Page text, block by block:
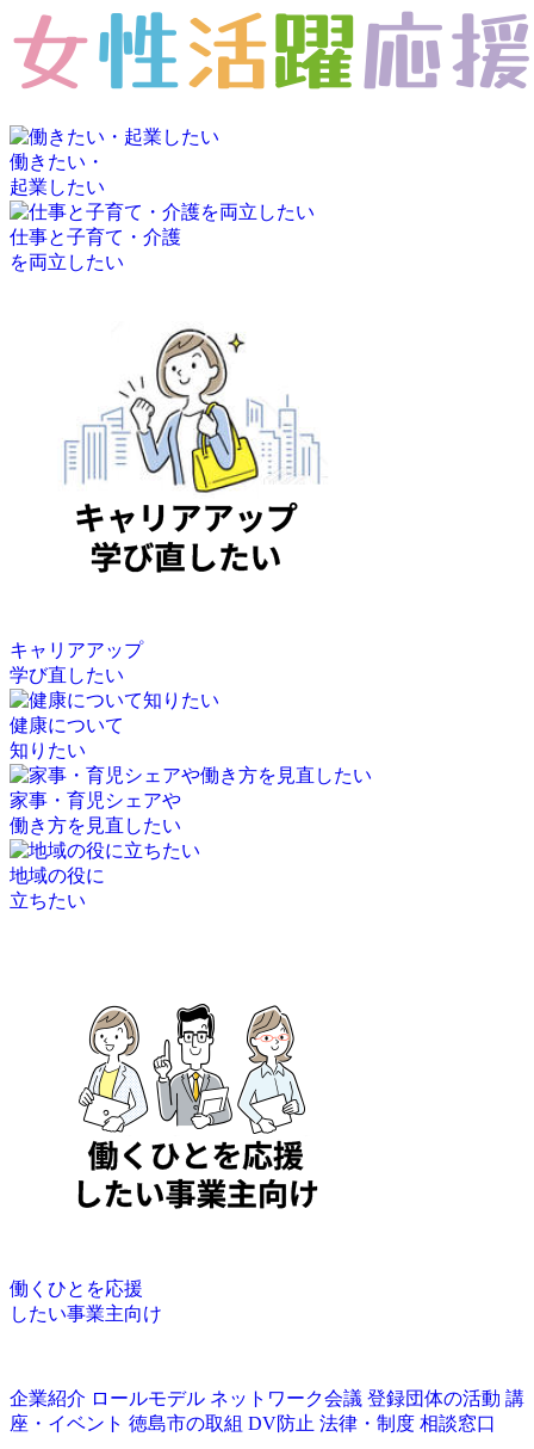
働きたい・
起業したい
仕事と子育て・介護
を両立したい
キャリアアップ
学び直したい
健康について
知りたい
家事・育児シェアや
働き方を見直したい
地域の役に
立ちたい
働くひとを応援
したい事業主向け
企業紹介 ロールモデル ネットワーク会議 登録団体の活動 講
座・イベント 徳島市の取組 DV防止 法律・制度 相談窓口